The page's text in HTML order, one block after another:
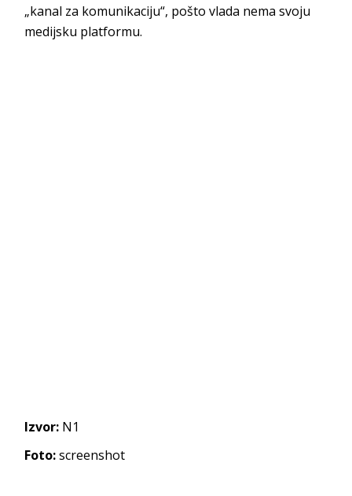
„kanal za komunikaciju“, pošto vlada nema svoju
medijsku platformu.
Izvor: N1
Foto:screenshot